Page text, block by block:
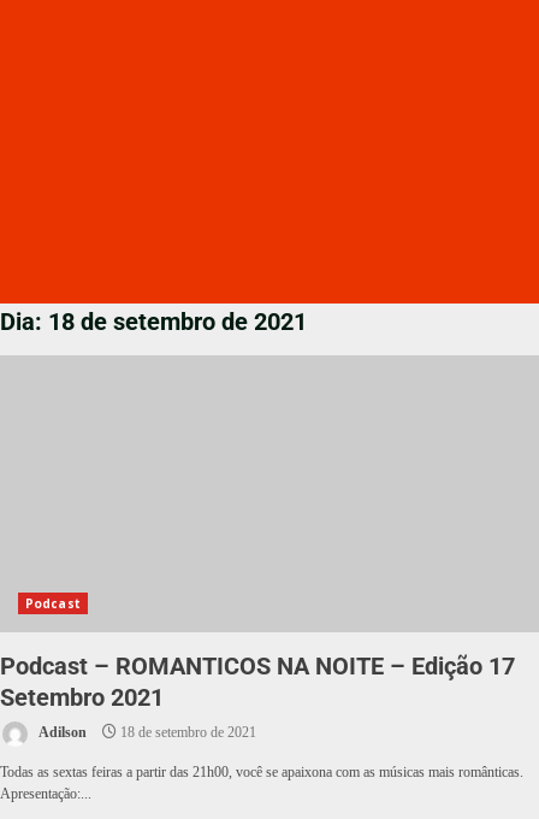
Dia: 18 de setembro de 2021
Podcast
Podcast – ROMANTICOS NA NOITE – Edição 17
Setembro 2021
Adilson 18 de setembro de 2021
Todas as sextas feiras a partir das 21h00, você se apaixona com as músicas mais românticas.
Apresentação:...